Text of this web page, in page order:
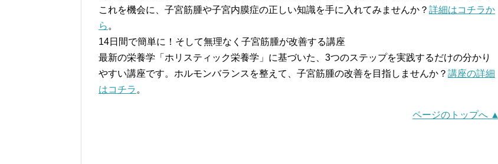
これを機会に、子宮筋腫や子宮内膜症の正しい知識を手に入れてみませんか？ 詳細はコチラか
ら 。
14日間で簡単に！そして無理なく子宮筋腫が改善する講座
最新の栄養学「ホリスティック栄養学」に基づいた、3つのステップを実践するだけの分かり
やすい講座です。ホルモンバランスを整えて、子宮筋腫の改善を目指しませんか？ 講座の詳細
はコチラ 。
ページのトップへ ▲